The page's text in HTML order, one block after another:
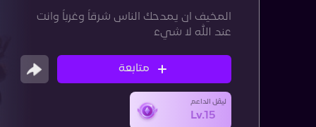
المخيف ان يمدحك الناس شرقاً وغرباً وانت
عند الله لا شيء
متابعة
ليڤل الداعم
Lv.15